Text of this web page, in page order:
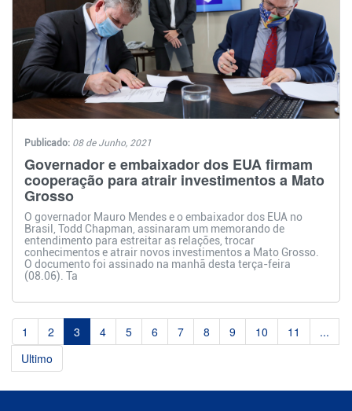
Publicado: 08 de Junho, 2021
Governador e embaixador dos EUA firmam
cooperação para atrair investimentos a Mato
Grosso
O governador Mauro Mendes e o embaixador dos EUA no
Brasil, Todd Chapman, assinaram um memorando de
entendimento para estreitar as relações, trocar
conhecimentos e atrair novos investimentos a Mato Grosso.
O documento foi assinado na manhã desta terça-feira
(08.06). Ta
1 2 3 4 5 6 7 8 9 10 11
...
Ultimo